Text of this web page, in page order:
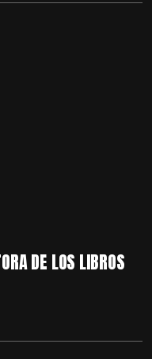
DE LOS LIBROS